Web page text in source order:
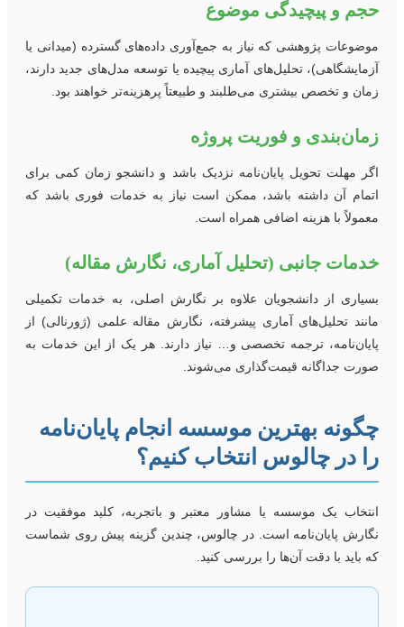
و پیچیدگی موضوع
پژوهشی که نیاز به جمع‌آوری داده‌های گسترده (میدانی یا
تحلیل‌های آماری پیچیده یا توسعه مدل‌های جدید دارند،
و تخصص بیشتری می‌طلبند و طبیعتاً پرهزینه‌تر خواهند بود.
و فوریت پروژه
مهلت تحویل پایان‌نامه نزدیک باشد و دانشجو زمان کمی برای
آن داشته باشد، ممکن است نیاز به خدمات فوری باشد که
با هزینه اضافی همراه است.
جانبی (تحلیل آماری، نگارش مقاله)
از دانشجویان علاوه بر نگارش اصلی، به خدمات تکمیلی
تحلیل‌های آماری پیشرفته، نگارش مقاله علمی (ژورنالی) از
ترجمه تخصصی و… نیاز دارند. هر یک از این خدمات به
جداگانه قیمت‌گذاری می‌شوند.
بهترین موسسه انجام پایان‌نامه
در چالوس انتخاب کنیم؟
یک موسسه یا مشاور معتبر و باتجربه، کلید موفقیت در
پایان‌نامه است. در چالوس، چندین گزینه پیش روی شماست
باید با دقت آن‌ها را بررسی کنید.